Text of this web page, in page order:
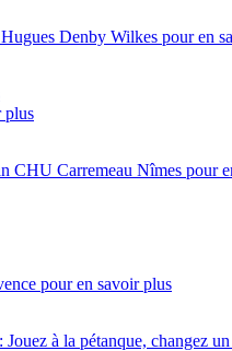
Denby Wilkes pour en
plus
CHU Carremeau Nîmes pour
pour en savoir plus
à la pétanque, changez un